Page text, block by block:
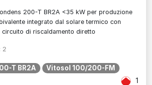
200-T BR2A <35 kW per produzione
integrato dal solare termico con
circuito di riscaldamento diretto
2
T BR2A Vitosol 100/200-FM
1